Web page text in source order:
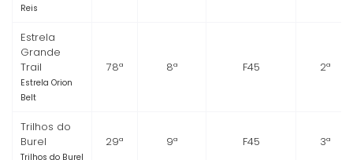
Reis
Estrela
Grande
Trail
Estrela Orion
Belt
78ª 8ª F45 2ª
Trilhos do
Burel
Trilhos do Burel
29ª 9ª F45 3ª